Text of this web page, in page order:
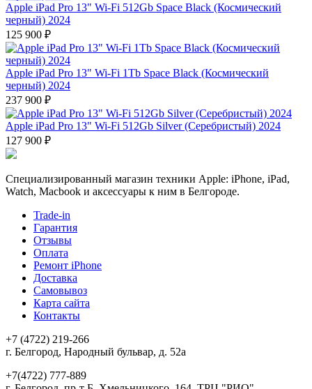
Apple iPad Pro 13" Wi-Fi 512Gb Space Black (Космический
черный) 2024
125 900 ₽
Apple iPad Pro 13" Wi-Fi 1Tb Space Black (Космический
черный) 2024
237 900 ₽
Apple iPad Pro 13" Wi-Fi 512Gb Silver (Серебристый) 2024
127 900 ₽
Специализированный магазин техники Apple: iPhone, iPad,
Watch, Macbook и аксессуары к ним в Белгороде.
Trade-in
Гарантия
Отзывы
Оплата
Ремонт iPhone
Доставка
Самовывоз
Карта сайта
Контакты
+7 (4722) 219-266
г. Белгород, Народный бульвар, д. 52а
+7(4722) 777-889